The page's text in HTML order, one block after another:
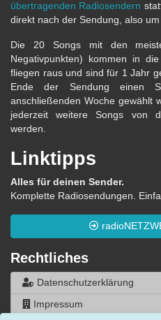
übertragenden Radiosendern
direkt nach der Sendung, also um
Die 20 Songs mit den
Negativpunkten) kommen in
fliegen raus und sind für 1 Jahr
Ende der Sendung
anschließenden Woche gewählt
jederzeit weitere Songs von
werden.
Linktipps
Alles für deinen Sender.
Komplette Radiosendungen.
Rechtliches
Datenschutzerklärung
Impressum